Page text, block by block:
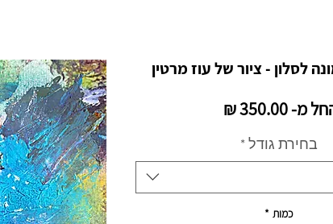
לסלון - ציור של עוז מרטין
מ-350.00 ₪
בחירת גודל *
כמות *